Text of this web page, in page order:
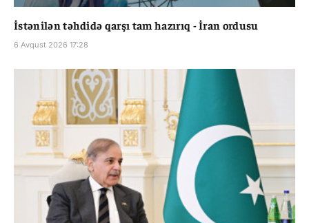
İstənilən təhdidə qarşı tam hazırıq - İran ordusu
6 Avqust 2026 17:28